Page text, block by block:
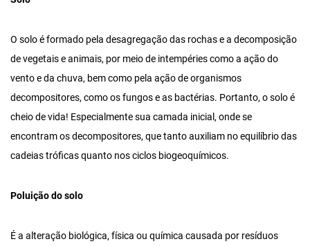
O solo é formado pela desagregação das rochas e a decomposição
de vegetais e animais, por meio de intempéries como a ação do
vento e da chuva, bem como pela ação de organismos
decompositores, como os fungos e as bactérias. Portanto, o solo é
cheio de vida! Especialmente sua camada inicial, onde se
encontram os decompositores, que tanto auxiliam no equilíbrio das
cadeias tróficas quanto nos ciclos biogeoquímicos.
Poluição do solo
É a alteração biológica, física ou química causada por resíduos